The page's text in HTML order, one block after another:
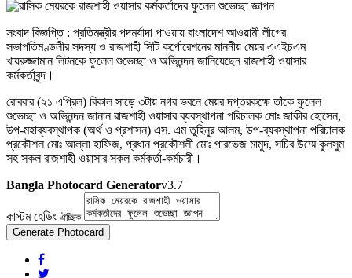
সংবাদ বিজ্ঞপ্তি : প্রতিমন্ত্রীর পদমর্যাদা পাওয়ায় বাংলাদেশ আওয়ামী লীগের
সভাপতিমণ্ডলীর সদস্য ও রাজশাহী সিটি কর্পোরেশনের মাননীয় মেয়র এএইচএম
খায়রুজ্জামান লিটনকে ফুলেল শুভেচ্ছা ও অভিনন্দন জানিয়েছেন রাজশাহী ওয়াসার
কর্মকর্তাবৃন্দ।
রোববার (২১ এপ্রিল) বিকাল সাড়ে ৩টায় নগর ভবনে মেয়র দপ্তরকক্ষে তাঁকে ফুলেল
শুভেচ্ছা ও অভিনন্দন জানান রাজশাহী ওয়াসার ব্যবস্থাপনা পরিচালক মোঃ জাকীর হোসেন,
উপ-মহাব্যবস্থাপক (অর্থ ও প্রশাসন) এস. এম তুহিনুর আলম, উপ-ব্যবস্থাপনা পরিচালক
প্রকৌশল মোঃ আল্লা হাফিজ, প্রধান প্রকৌশলী মোঃ পারভেজ মামুদ, সচিব উম্মে কুলসুম
সহ সকল রাজশাহী ওয়াসার সকল কর্মকর্তা-কর্মচারী।
Bangla Photocard Generatorv3.7
কাস্টম হেডিং ঐচ্ছিক
Generate Photocard